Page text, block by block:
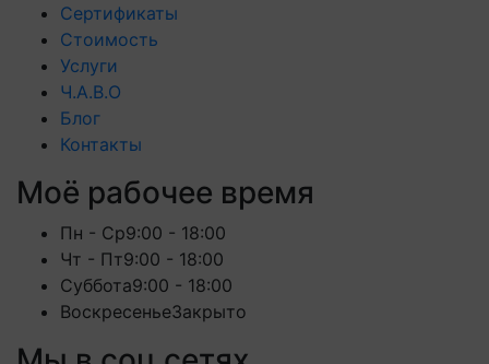
Сертификаты
Стоимость
Услуги
Ч.А.В.О
Блог
Контакты
Моё рабочее время
Пн - Ср9:00 - 18:00
Чт - Пт9:00 - 18:00
Суббота9:00 - 18:00
ВоскресеньеЗакрыто